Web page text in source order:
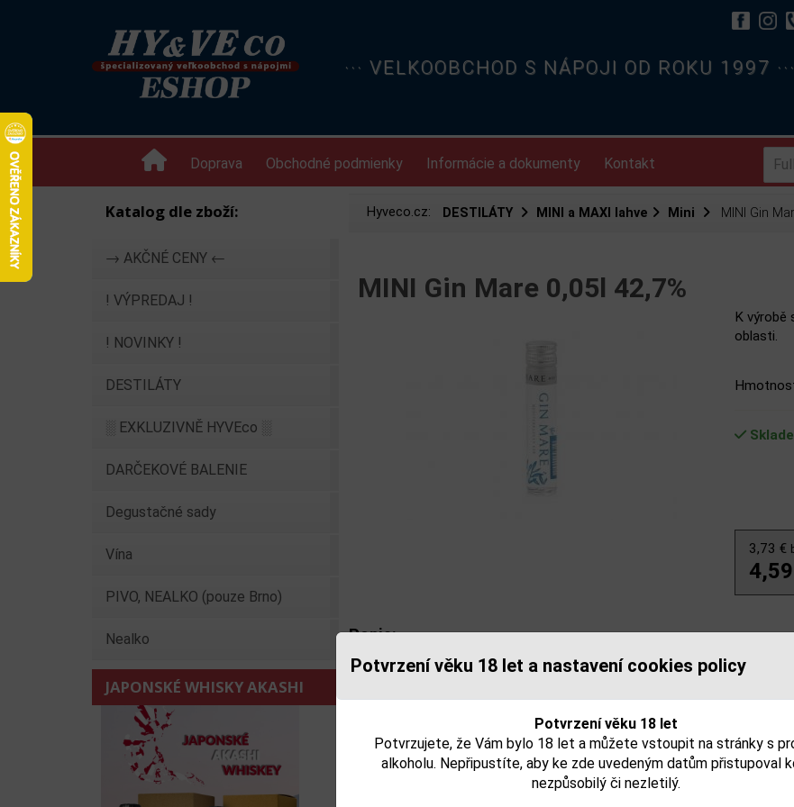
Potvrzení věku 18 let a nastavení cookies policy
Potvrzení věku 18 let
Potvrzujete, že Vám bylo 18 let a můžete vstoupit na stránky s
alkoholu. Nepřipustíte, aby ke zde uvedeným datům přistupoval
nezpůsobilý či nezletilý.
··· VELKOOBCHOD S NÁPOJI OD ROKU 1997 ···
Doprava Obchodné podmienky Informácie a dokumenty Kontakt
Katalog dle zboží:
→ AKČNÉ CENY ←
! VÝPREDAJ !
! NOVINKY !
DESTILÁTY
░ EXKLUZIVNĚ HYVEco ░
DARČEKOVÉ BALENIE
Degustačné sady
Vína
PIVO, NEALKO (pouze Brno)
Nealko
JAPONSKÉ WHISKY AKASHI
Hyveco.cz: DESTILÁTY MINI a MAXI lahve Mini MINI Gin
MINI Gin Mare 0,05l 42,7%
K výrobě
oblasti.
3,73 €
Popis:
Gin mare se vyrábí v malém rybářském městečku na pobřeží Dorada ve
najdeme ve středozemní oblasti. Po boku tradičních bylin jako jalovec,
citrónová kůra, kardamon a koriandr se používají ne tak typické
kromě citrusů, se macerují 24 hodin v neutrálním obilném alkoholu a pak
macerují 300 dní před destilací. Teprve až potom se všechny suroviny
Upozorňujeme, že tento produkt môže obsahovať alergény.
výrobku. Skontrolujte prosím pred konzumáciou.